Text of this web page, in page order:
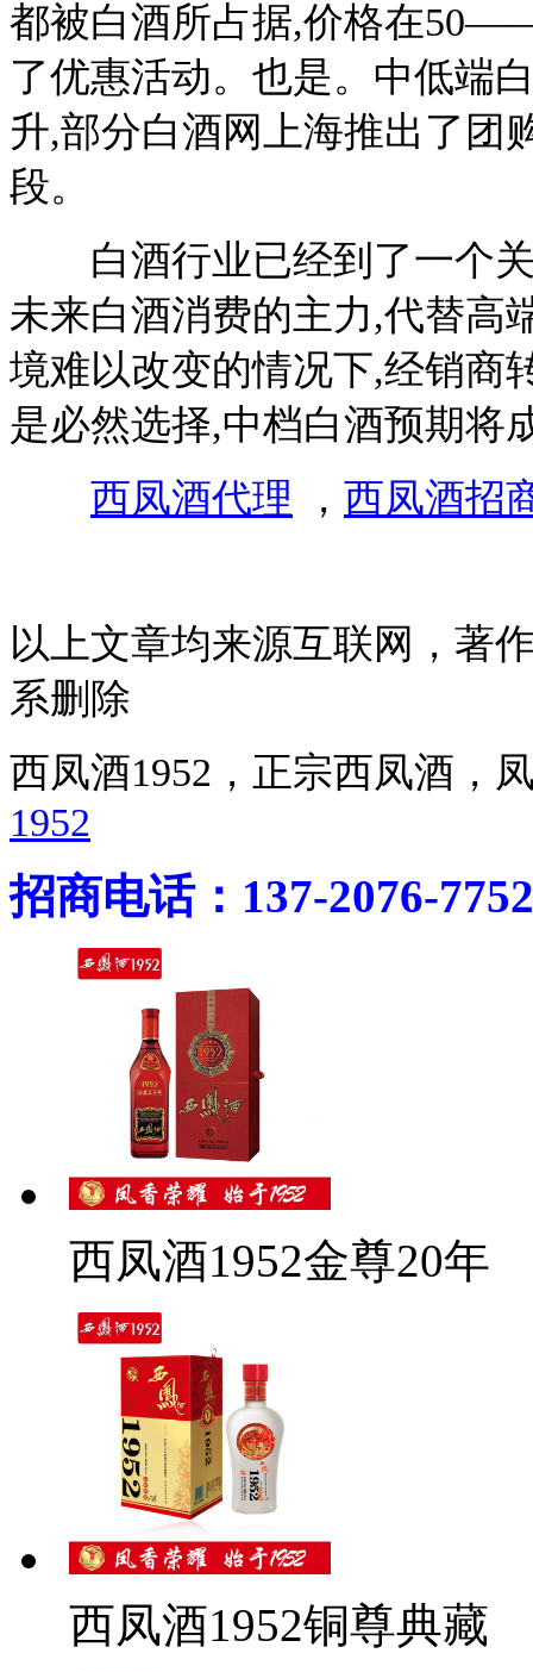
都被白酒所占据,价格在
了优惠活动。也是。中低端
升,部分白酒网上海推出了团
段。
白酒行业已经到了一个关
未来白酒消费的主力,代替高
境难以改变的情况下,经销商
是必然选择,中档白酒预期将
西凤酒代理 ， 西凤酒招
以上文章均来源互联网，著
系删除
西凤酒1952，正宗西凤酒
1952
招商电话：137-2076-7752
西凤酒1952金尊20年
西凤酒1952铜尊典藏